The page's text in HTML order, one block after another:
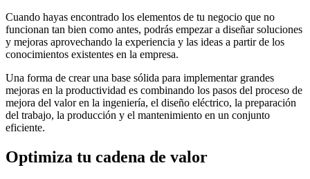
Cuando hayas encontrado los elementos de tu negocio que no
funcionan tan bien como antes, podrás empezar a diseñar soluciones
y mejoras aprovechando la experiencia y las ideas a partir de los
conocimientos existentes en la empresa.
Una forma de crear una base sólida para implementar grandes
mejoras en la productividad es combinando los pasos del proceso de
mejora del valor en la ingeniería, el diseño eléctrico, la preparación
del trabajo, la producción y el mantenimiento en un conjunto
eficiente.
Optimiza tu cadena de valor